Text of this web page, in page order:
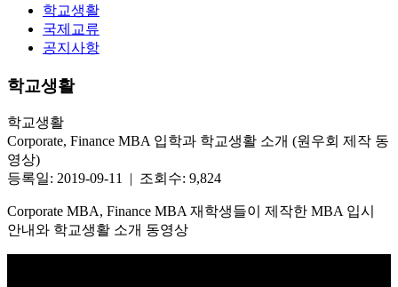
학교생활
국제교류
공지사항
학교생활
학교생활
Corporate, Finance MBA 입학과 학교생활 소개 (원우회 제작 동
영상)
등록일: 2019-09-11 | 조회수: 9,824
Corporate MBA, Finance MBA 재학생들이 제작한 MBA 입시
안내와 학교생활 소개 동영상